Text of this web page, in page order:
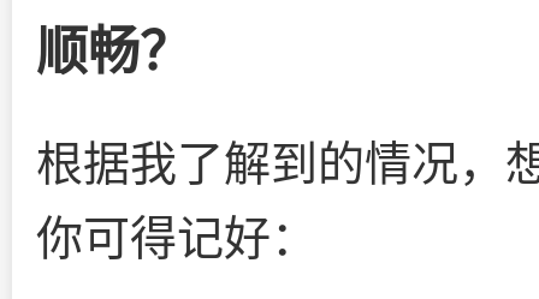
顺畅？
根据我了解到的情况，
你可得记好：